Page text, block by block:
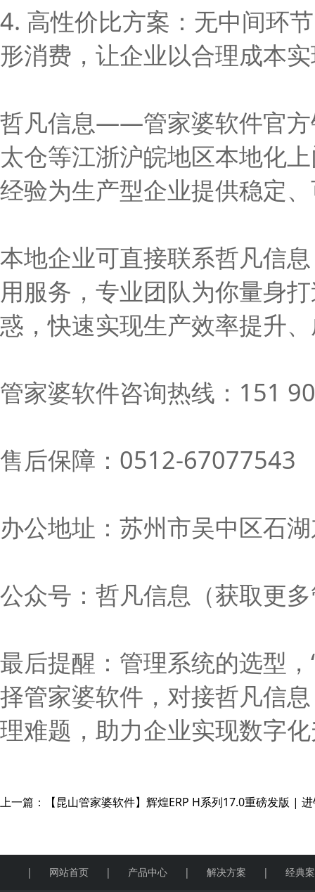
4. 高性价比方案：无中间环
形消费，让企业以合理成本
哲凡信息——管家婆软件官方
太仓等江浙沪皖地区本地化
经验为生产型企业提供稳定
本地企业可直接联系哲凡信
用服务，专业团队为你量身
惑，快速实现生产效率提升
管家婆软件咨询热线：151
售后保障：0512-67077543
办公地址：苏州市吴中区石
公众号：哲凡信息（获取更
最后提醒：管理系统的选型，
择管家婆软件，对接哲凡信
理难题，助力企业实现数字
上一篇： 【昆山管家婆软件】辉煌ERP H系列17.0重磅发版 |
| 网站首页 | 产品中心 | 解决方案 | 经典